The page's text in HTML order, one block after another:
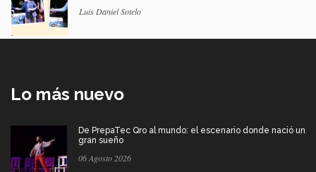
Luis Daniel Sotelo
Lo más nuevo
De PrepaTec Qro al mundo: el escenario donde nació un
gran sueño
06 Agosto 2026